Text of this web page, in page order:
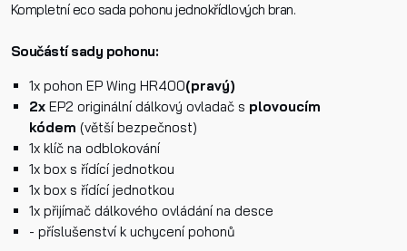
Kompletní eco sada pohonu jednokřídlových bran.
Součástí sady pohonu:
1x pohon EP Wing HR400(pravý)
2xEP2 originální dálkový ovladač s plovoucím
kódem (větší bezpečnost)
1x klíč na odblokování
1x box s řídící jednotkou
1x box s řídící jednotkou
1x přijímač dálkového ovládání na desce
- příslušenství k uchycení pohonů
ECO2_manual.pdf
ECO2_T609_FOTO.pdf
Jméno
Příjmení
Telefon
E-mail